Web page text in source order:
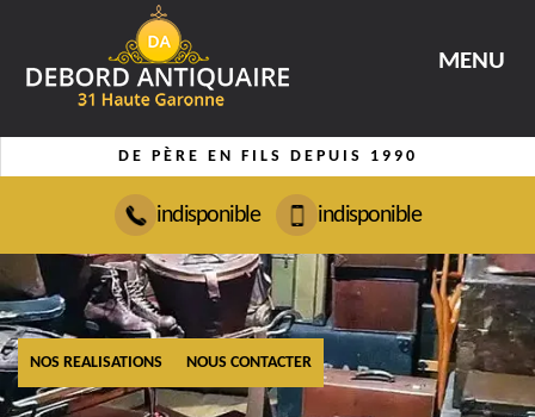
MENU
DE PÈRE EN FILS DEPUIS 1990
indisponible indisponible
NOS REALISATIONS NOUS CONTACTER